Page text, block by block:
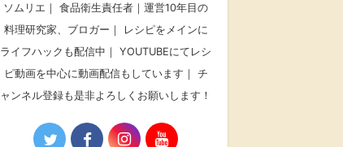
ソムリエ｜ 食品衛生責任者｜運営10年目の
料理研究家、ブロガー｜ レシピをメインに
ライフハックも配信中｜ YOUTUBEにてレシ
ピ動画を中心に動画配信もしています｜ チ
ャンネル登録も是非よろしくお願いします！